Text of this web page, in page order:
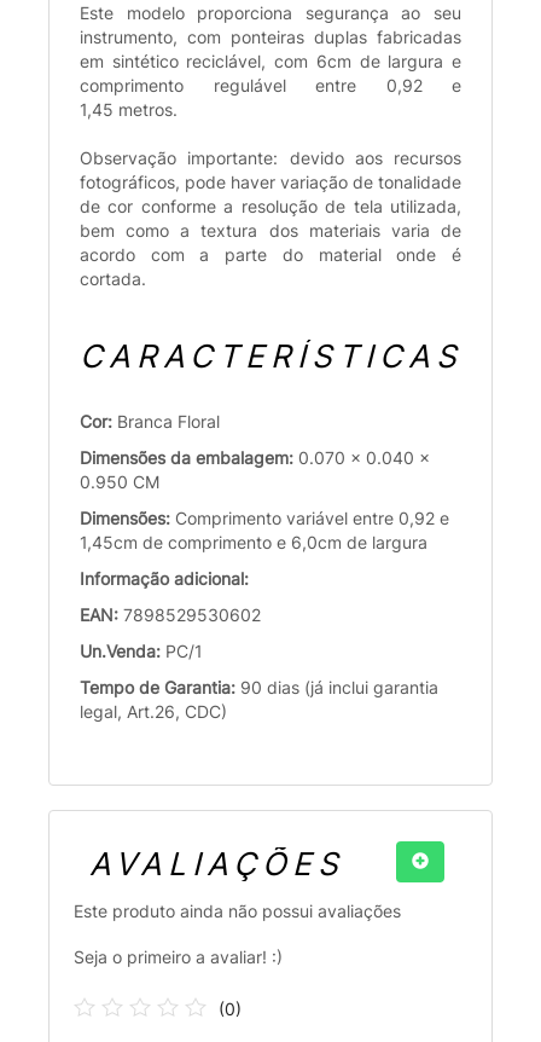
Este modelo proporciona segurança ao seu
instrumento, com ponteiras duplas fabricadas
em sintético reciclável, com 6cm de largura e
comprimento regulável entre 0,92 e
1,45 metros.
Observação importante: devido aos recursos
fotográficos, pode haver variação de tonalidade
de cor conforme a resolução de tela utilizada,
bem como a textura dos materiais varia de
acordo com a parte do material onde é
cortada.
CARACTERÍSTICAS
Cor: Branca Floral
Dimensões da embalagem: 0.070 x 0.040 x
0.950 CM
Dimensões: Comprimento variável entre 0,92 e
1,45cm de comprimento e 6,0cm de largura
Informação adicional:
EAN: 7898529530602
Un.Venda: PC/1
Tempo de Garantia: 90 dias (já inclui garantia
legal, Art.26, CDC)
AVALIAÇÕES
Este produto ainda não possui avaliações
Seja o primeiro a avaliar! :)
(0)